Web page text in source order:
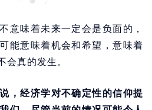
意味着未来一定会是负面的，
能意味着机会和希望，意味着
会真的发生。
，经济学对不确定性的信仰提